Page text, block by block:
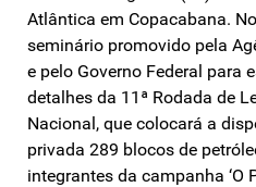
Atlântica em Copacabana.
seminário promovido pela
e pelo Governo Federal para
detalhes da 11ª Rodada de
Nacional, que colocará a
privada 289 blocos de
integrantes da campanha ‘O